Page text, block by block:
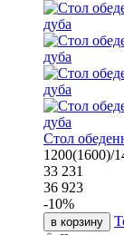
Стол
1200(1600)/
33 231
36 923
-10%
в корзину